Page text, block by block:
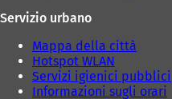
Servizio urbano
Mappa della città
Hotspot WLAN
Servizi igienici pubblici
Informazioni sugli orari